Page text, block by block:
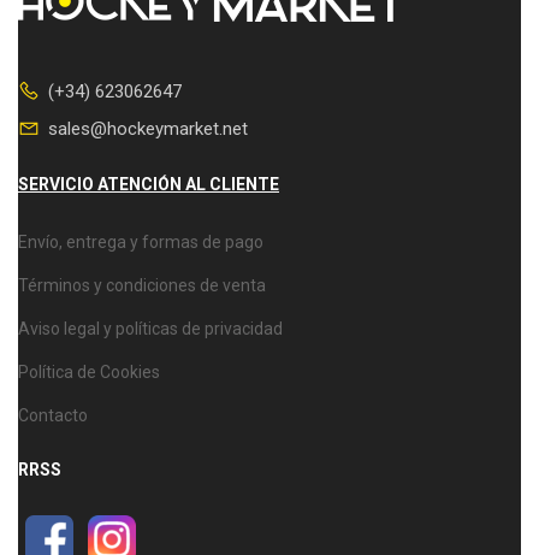
(+34) 623062647
sales@hockeymarket.net
SERVICIO ATENCIÓN AL CLIENTE
Envío, entrega y formas de pago
Términos y condiciones de venta
Aviso legal y políticas de privacidad
Política de Cookies
Contacto
RRSS